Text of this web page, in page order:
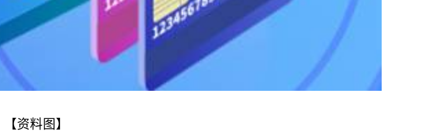
【资料图】